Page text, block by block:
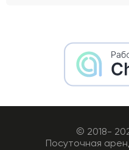
© 2018-
Посуточная